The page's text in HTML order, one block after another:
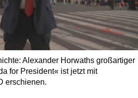
Alexander Horwaths großartiger
for President« ist jetzt mit
erschienen.